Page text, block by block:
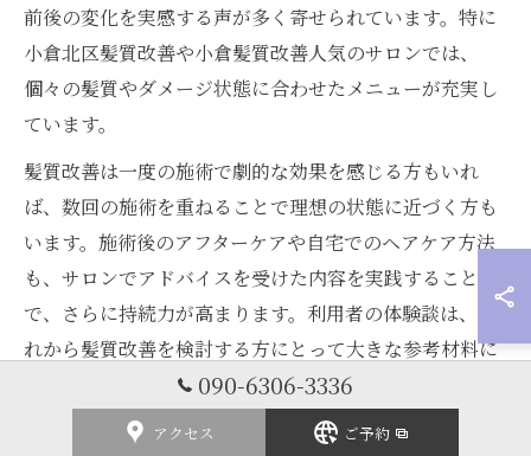
前後の変化を実感する声が多く寄せられています。特に
小倉北区髪質改善や小倉髪質改善人気のサロンでは、
個々の髪質やダメージ状態に合わせたメニューが充実し
ています。
髪質改善は一度の施術で劇的な効果を感じる方もいれ
ば、数回の施術を重ねることで理想の状態に近づく方も
います。施術後のアフターケアや自宅でのヘアケア方法
も、サロンでアドバイスを受けた内容を実践すること
で、さらに持続力が高まります。利用者の体験談は、こ
れから髪質改善を検討する方にとって大きな参考材料に
090-6306-3336
アクセス ご予約